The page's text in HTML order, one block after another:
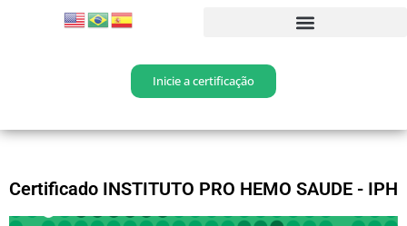
Inicie a certificação
Certificado INSTITUTO PRO HEMO SAUDE - IPH